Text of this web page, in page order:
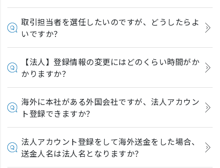
取引担当者を選任したいのですが、どうしたらよ
いですか？
【法人】登録情報の変更にはどのくらい時間がか
かりますか？
海外に本社がある外国会社ですが、法人アカウン
ト登録できますか？
法人アカウント登録をして海外送金をした場合、
送金人名は法人名となりますか？